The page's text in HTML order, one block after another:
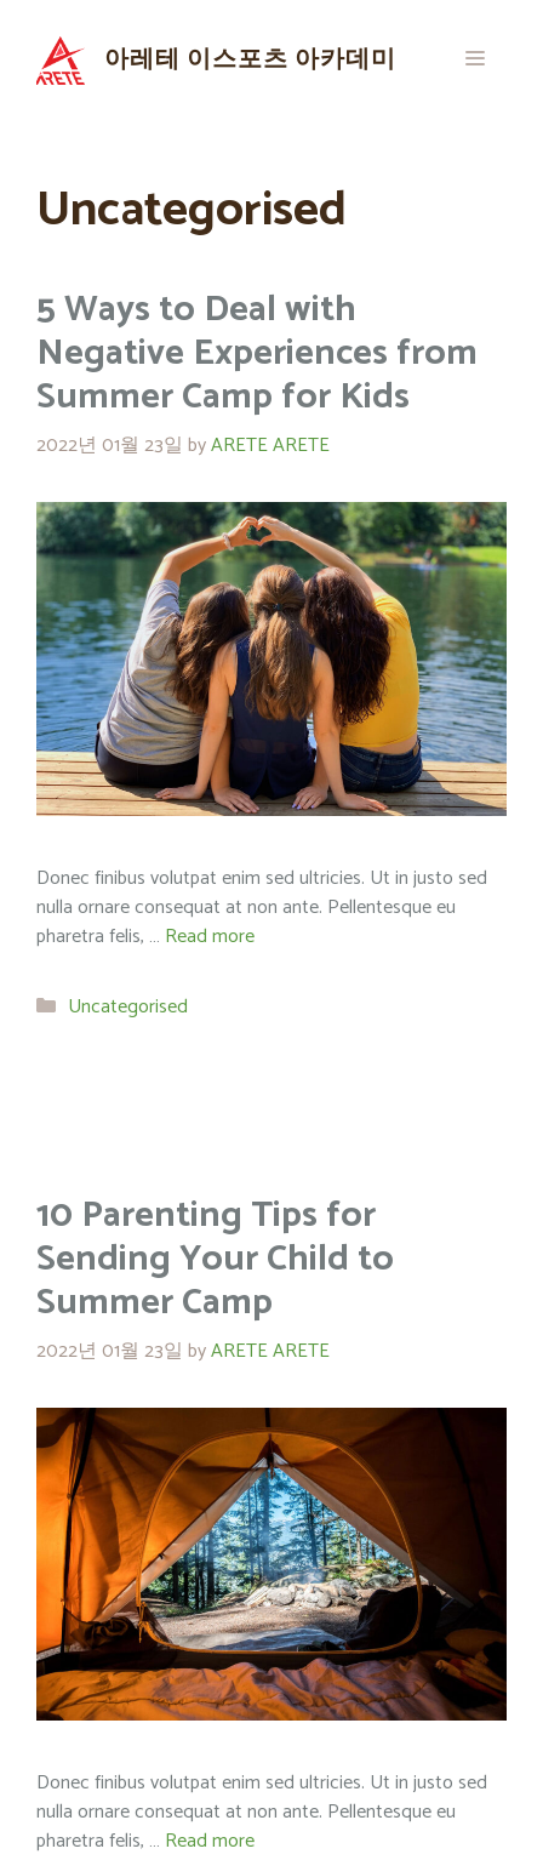
content
아레테 이스포츠 아카데미 MENU
Uncategorised
5 Ways to Deal with
Negative Experiences from
Summer Camp for Kids
2022년 01월 23일 byARETE ARETE
Donec finibus volutpat enim sed ultricies. Ut in justo sed
nulla ornare consequat at non ante. Pellentesque eu
pharetra felis, … Read more
Categories
Uncategorised
10 Parenting Tips for
Sending Your Child to
Summer Camp
2022년 01월 23일 byARETE ARETE
Donec finibus volutpat enim sed ultricies. Ut in justo sed
nulla ornare consequat at non ante. Pellentesque eu
pharetra felis, … Read more